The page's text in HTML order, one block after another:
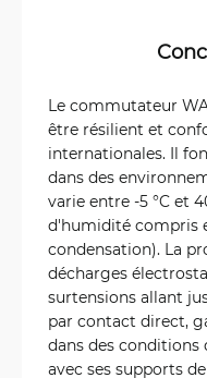
Le commutateur
être résilient et
internationales. Il
dans des
varie entre -5 °C et
d'humidité compris
condensation). La
décharges
surtensions allant
par contact direct,
dans des conditions
avec ses supports